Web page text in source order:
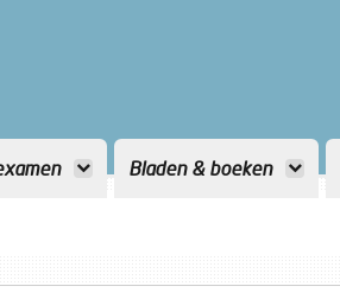
Bladen & boeken